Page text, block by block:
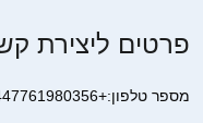
פרטים ליצירת
מספר טלפון:+447761980356